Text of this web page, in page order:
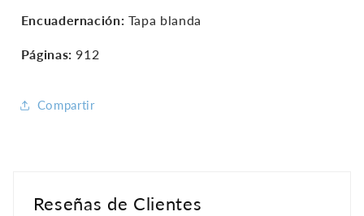
Encuadernación: Tapa blanda
Páginas: 912
Compartir
Reseñas de Clientes